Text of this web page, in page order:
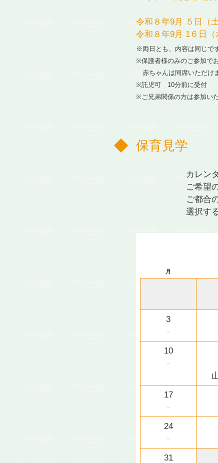
令和８年9月 ５日（
令和８年9月 1６日
※両日とも、内容は同じで
※保護者様のみのご参加で
赤ちゃんは同席いただけ
※託児可 10分前に受付
※ご兄弟関係の方は参加い
保育見学
カレン
ご希望
ご都合
選択す
月
3
10
17
24
31